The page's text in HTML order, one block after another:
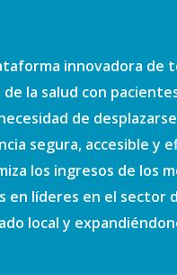
innovadora de
la salud con
de
segura, accesible y
los ingresos de los
líderes en el sector
local y